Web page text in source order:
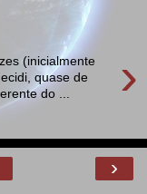
›
(inicialmente
quase de
do ...
›